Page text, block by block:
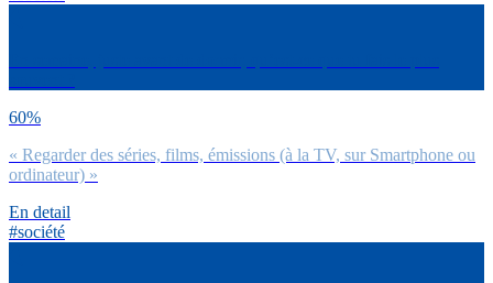
60%
« Regarder des séries, films, émissions (à la TV, sur Smartphone ou
ordinateur) »
En detail
#société